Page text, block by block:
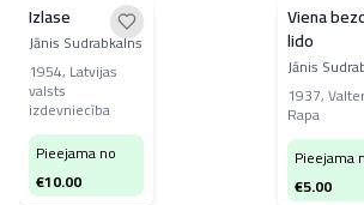
Izlase
Jānis Sudrabkalns
1954, Latvijas
valsts
izdevniecība
Pieejama no
€10.00
Viena
lido
Jānis
1937,
Rapa
Pieejama
€5.00